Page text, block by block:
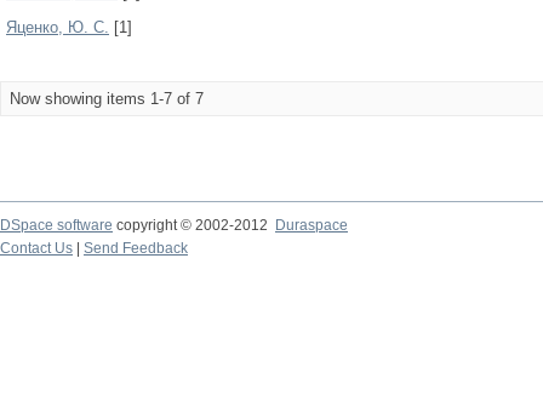
Яценко, Ю. С. [1]
Now showing items 1-7 of 7
DSpace software copyright © 2002-2012
Duraspace
Contact Us
Send Feedback